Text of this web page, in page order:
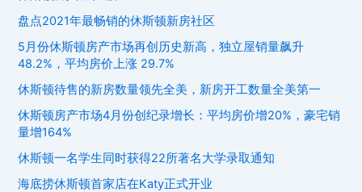
盘点2021年最畅销的休斯顿新房社区
5月份休斯顿房产市场再创历史新高，独立屋销量飙升
48.2%，平均房价上涨 29.7%
休斯顿待售的新房数量领先全美，新房开工数量全美第一
休斯顿房产市场4月份创纪录增长：平均房价增20%，豪宅销
量增164%
休斯顿一名学生同时获得22所著名大学录取通知
海底捞休斯顿首家店在Katy正式开业